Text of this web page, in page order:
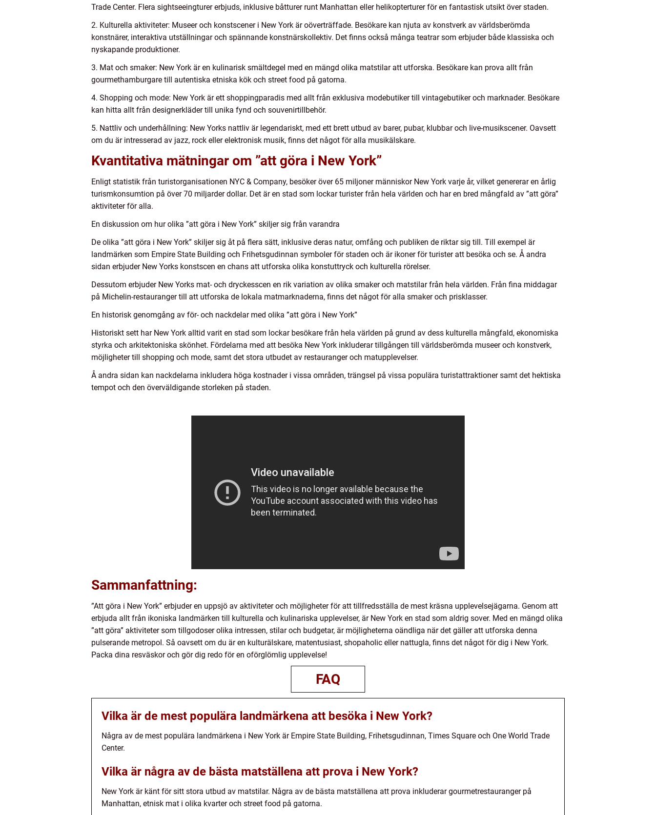
Trade Center. Flera sightseeingturer erbjuds, inklusive båtturer runt Manhattan eller helikopterturer för en fantastisk utsikt över staden.
2. Kulturella aktiviteter: Museer och konstscener i New York är oöverträffade. Besökare kan njuta av konstverk av världsberömda
konstnärer, interaktiva utställningar och spännande konstnärskollektiv. Det finns också många teatrar som erbjuder både klassiska och
nyskapande produktioner.
3. Mat och smaker: New York är en kulinarisk smältdegel med en mängd olika matstilar att utforska. Besökare kan prova allt från
gourmethamburgare till autentiska etniska kök och street food på gatorna.
4. Shopping och mode: New York är ett shoppingparadis med allt från exklusiva modebutiker till vintagebutiker och marknader. Besökare
kan hitta allt från designerkläder till unika fynd och souvenirtillbehör.
5. Nattliv och underhållning: New Yorks nattliv är legendariskt, med ett brett utbud av barer, pubar, klubbar och live-musikscener. Oavsett
om du är intresserad av jazz, rock eller elektronisk musik, finns det något för alla musikälskare.
Kvantitativa mätningar om ”att göra i New York”
Enligt statistik från turistorganisationen NYC & Company, besöker över 65 miljoner människor New York varje år, vilket genererar en årlig
turismkonsumtion på över 70 miljarder dollar. Det är en stad som lockar turister från hela världen och har en bred mångfald av ”att göra”
aktiviteter för alla.
En diskussion om hur olika ”att göra i New York” skiljer sig från varandra
De olika ”att göra i New York” skiljer sig åt på flera sätt, inklusive deras natur, omfång och publiken de riktar sig till. Till exempel är
landmärken som Empire State Building och Frihetsgudinnan symboler för staden och är ikoner för turister att besöka och se. Å andra
sidan erbjuder New Yorks konstscen en chans att utforska olika konstuttryck och kulturella rörelser.
Dessutom erbjuder New Yorks mat- och dryckesscen en rik variation av olika smaker och matstilar från hela världen. Från fina middagar
på Michelin-restauranger till att utforska de lokala matmarknaderna, finns det något för alla smaker och prisklasser.
En historisk genomgång av för- och nackdelar med olika ”att göra i New York”
Historiskt sett har New York alltid varit en stad som lockar besökare från hela världen på grund av dess kulturella mångfald, ekonomiska
styrka och arkitektoniska skönhet. Fördelarna med att besöka New York inkluderar tillgången till världsberömda museer och konstverk,
möjligheter till shopping och mode, samt det stora utbudet av restauranger och matupplevelser.
Å andra sidan kan nackdelarna inkludera höga kostnader i vissa områden, trängsel på vissa populära turistattraktioner samt det hektiska
tempot och den överväldigande storleken på staden.
Sammanfattning:
”Att göra i New York” erbjuder en uppsjö av aktiviteter och möjligheter för att tillfredsställa de mest kräsna upplevelsejägarna. Genom att
erbjuda allt från ikoniska landmärken till kulturella och kulinariska upplevelser, är New York en stad som aldrig sover. Med en mängd olika
”att göra” aktiviteter som tillgodoser olika intressen, stilar och budgetar, är möjligheterna oändliga när det gäller att utforska denna
pulserande metropol. Så oavsett om du är en kulturälskare, matentusiast, shopaholic eller nattugla, finns det något för dig i New York.
Packa dina resväskor och gör dig redo för en oförglömlig upplevelse!
FAQ
Vilka är de mest populära landmärkena att besöka i New York?
Några av de mest populära landmärkena i New York är Empire State Building, Frihetsgudinnan, Times Square och One World Trade
Center.
Vilka är några av de bästa matställena att prova i New York?
New York är känt för sitt stora utbud av matstilar. Några av de bästa matställena att prova inkluderar gourmetrestauranger på
Manhattan, etnisk mat i olika kvarter och street food på gatorna.